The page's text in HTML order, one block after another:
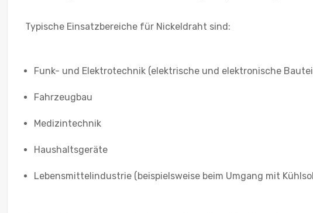
Typische Einsatzbereiche für Nickeldraht sind:
Funk- und Elektrotechnik (elektrische und elektronische
Fahrzeugbau
Medizintechnik
Haushaltsgeräte
Lebensmittelindustrie (beispielsweise beim Umgang mit